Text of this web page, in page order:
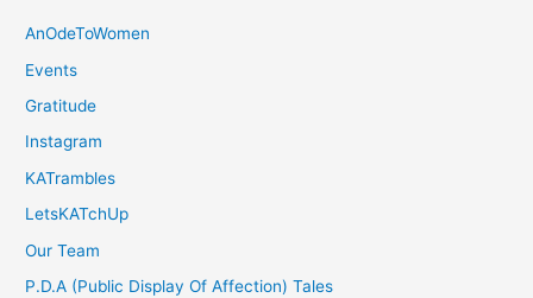
AnOdeToWomen
Events
Gratitude
Instagram
KATrambles
LetsKATchUp
Our Team
P.D.A (Public Display Of Affection) Tales